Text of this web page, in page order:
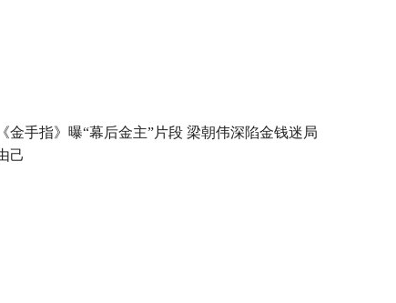
金手指》曝“幕后金主”片段 梁朝伟深陷金钱迷局
己